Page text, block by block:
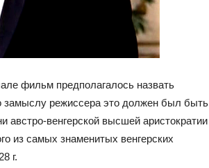
фильм предполагалось назвать
замыслу режиссера это должен был быть
венгерской высшей аристократии
из самых знаменитых венгерских
г.